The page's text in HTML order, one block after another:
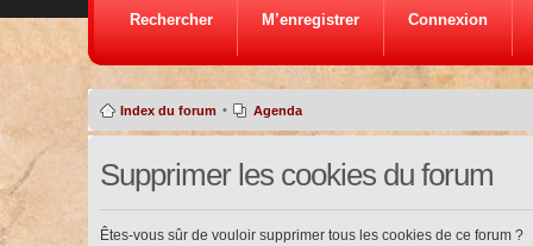
Rechercher M’enregistrer Connexion
Index du forum • Agenda
Supprimer les cookies du forum
Êtes-vous sûr de vouloir supprimer tous les cookies de ce forum ?